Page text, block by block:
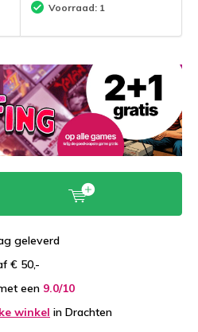
Voorraad: 1
geleverd
€ 50,-
een 9.0/10
winkel in Drachten